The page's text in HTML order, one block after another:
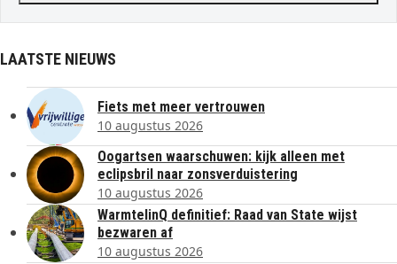
LAATSTE NIEUWS
Fiets met meer vertrouwen
10 augustus 2026
Oogartsen waarschuwen: kijk alleen met
eclipsbril naar zonsverduistering
10 augustus 2026
WarmtelinQ definitief: Raad van State wijst
bezwaren af
10 augustus 2026